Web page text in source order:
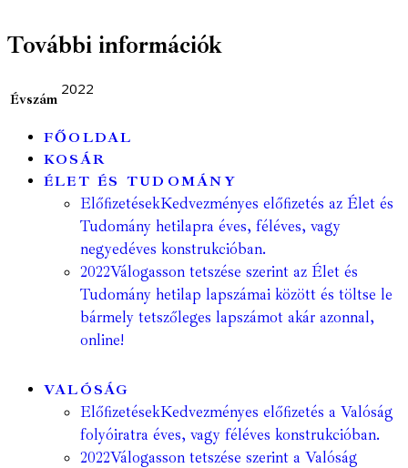
További információk
Évszám
2022
FŐOLDAL
KOSÁR
ÉLET ÉS TUDOMÁNY
ElőfizetésekKedvezményes előfizetés az Élet és
Tudomány hetilapra éves, féléves, vagy
negyedéves konstrukcióban.
2022Válogasson tetszése szerint az Élet és
Tudomány hetilap lapszámai között és töltse le
bármely tetszőleges lapszámot akár azonnal,
online!
VALÓSÁG
ElőfizetésekKedvezményes előfizetés a Valóság
folyóiratra éves, vagy féléves konstrukcióban.
2022Válogasson tetszése szerint a Valóság